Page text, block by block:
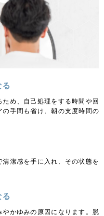
る
め、自己処理をする時間や回
手間も省け、朝の支度時間の
潔感を手に入れ、その状態を
る
かゆみの原因になります。脱